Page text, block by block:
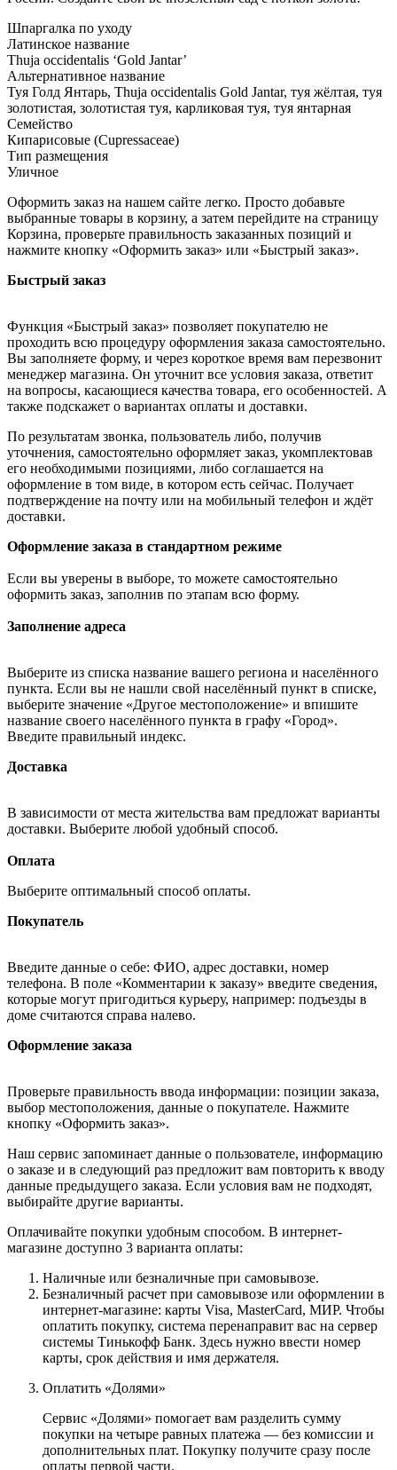
Шпаргалка по уходу
Латинское название
Thuja occidentalis ‘Gold Jantar’
Альтернативное название
Туя Голд Янтарь, Thuja occidentalis Gold Jantar, туя жёлтая, туя
золотистая, золотистая туя, карликовая туя, туя янтарная
Семейство
Кипарисовые (Cupressaceae)
Тип размещения
Уличное
Оформить заказ на нашем сайте легко. Просто добавьте
выбранные товары в корзину, а затем перейдите на страницу
Корзина, проверьте правильность заказанных позиций и
нажмите кнопку «Оформить заказ» или «Быстрый заказ».
Быстрый заказ
Функция «Быстрый заказ» позволяет покупателю не
проходить всю процедуру оформления заказа самостоятельно.
Вы заполняете форму, и через короткое время вам перезвонит
менеджер магазина. Он уточнит все условия заказа, ответит
на вопросы, касающиеся качества товара, его особенностей. А
также подскажет о вариантах оплаты и доставки.
По результатам звонка, пользователь либо, получив
уточнения, самостоятельно оформляет заказ, укомплектовав
его необходимыми позициями, либо соглашается на
оформление в том виде, в котором есть сейчас. Получает
подтверждение на почту или на мобильный телефон и ждёт
доставки.
Оформление заказа в стандартном режиме
Если вы уверены в выборе, то можете самостоятельно
оформить заказ, заполнив по этапам всю форму.
Заполнение адреса
Выберите из списка название вашего региона и населённого
пункта. Если вы не нашли свой населённый пункт в списке,
выберите значение «Другое местоположение» и впишите
название своего населённого пункта в графу «Город».
Введите правильный индекс.
Доставка
В зависимости от места жительства вам предложат варианты
доставки. Выберите любой удобный способ.
Оплата
Выберите оптимальный способ оплаты.
Покупатель
Введите данные о себе: ФИО, адрес доставки, номер
телефона. В поле «Комментарии к заказу» введите сведения,
которые могут пригодиться курьеру, например: подъезды в
доме считаются справа налево.
Оформление заказа
Проверьте правильность ввода информации: позиции заказа,
выбор местоположения, данные о покупателе. Нажмите
кнопку «Оформить заказ».
Наш сервис запоминает данные о пользователе, информацию
о заказе и в следующий раз предложит вам повторить к вводу
данные предыдущего заказа. Если условия вам не подходят,
выбирайте другие варианты.
Оплачивайте покупки удобным способом. В интернет-
магазине доступно 3 варианта оплаты:
Наличные или безналичные при самовывозе.
Безналичный расчет при самовывозе или оформлении в
интернет-магазине: карты Visa, MasterCard, МИР. Чтобы
оплатить покупку, система перенаправит вас на сервер
системы Тинькофф Банк. Здесь нужно ввести номер
карты, срок действия и имя держателя.
Оплатить «Долями»
Сервис «Долями» помогает вам разделить сумму
покупки на четыре равных платежа — без комиссии и
дополнительных плат. Покупку получите сразу после
оплаты первой части.